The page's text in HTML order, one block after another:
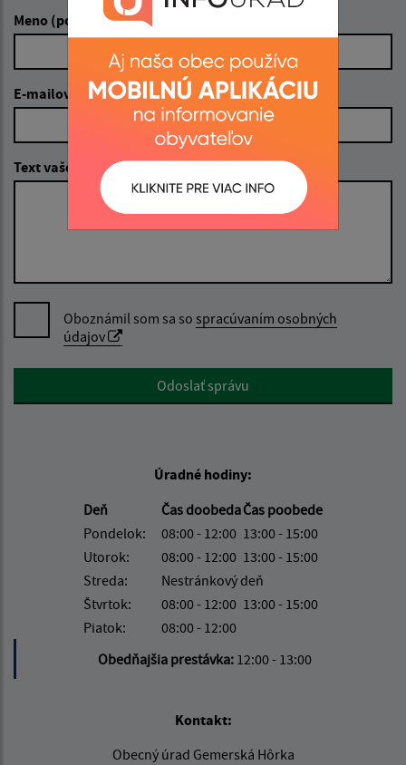
Meno (povinné)
E-mailová adresa (povinné)
Text vašej správy (povinné)
Oboznámil som sa so spracúvaním osobných
údajov
Google reCaptcha ResponseOdoslať správu
Úradné hodiny:
Deň
Čas doobedaČas poobede
Pondelok:
08:00 - 12:00 13:00 - 15:00
Utorok:
08:00 - 12:00 13:00 - 15:00
Streda:
Nestránkový deň
Štvrtok:
08:00 - 12:00 13:00 - 15:00
Piatok:
08:00 - 12:00
Obedňajšia prestávka: 12:00 - 13:00
Kontakt:
Obecný úrad Gemerská Hôrka